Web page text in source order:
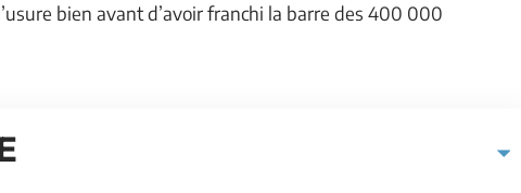
bien avant d’avoir franchi la barre des 400 000